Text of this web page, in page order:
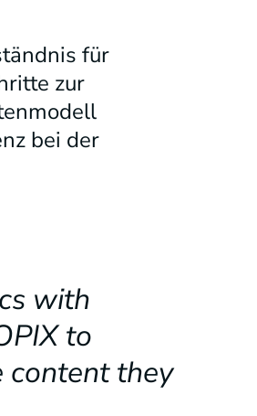
für
zur
bei der
with
to
content they